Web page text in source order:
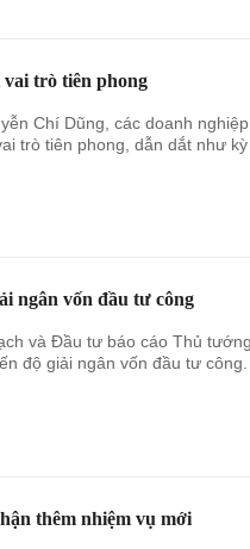
trò tiên phong
Chí Dũng, các doanh
trò tiên phong, dẫn dắt như kỳ
ngân vốn đầu tư công
và Đầu tư báo cáo Thủ tướng,
độ giải ngân vốn đầu tư công.
thêm nhiệm vụ mới